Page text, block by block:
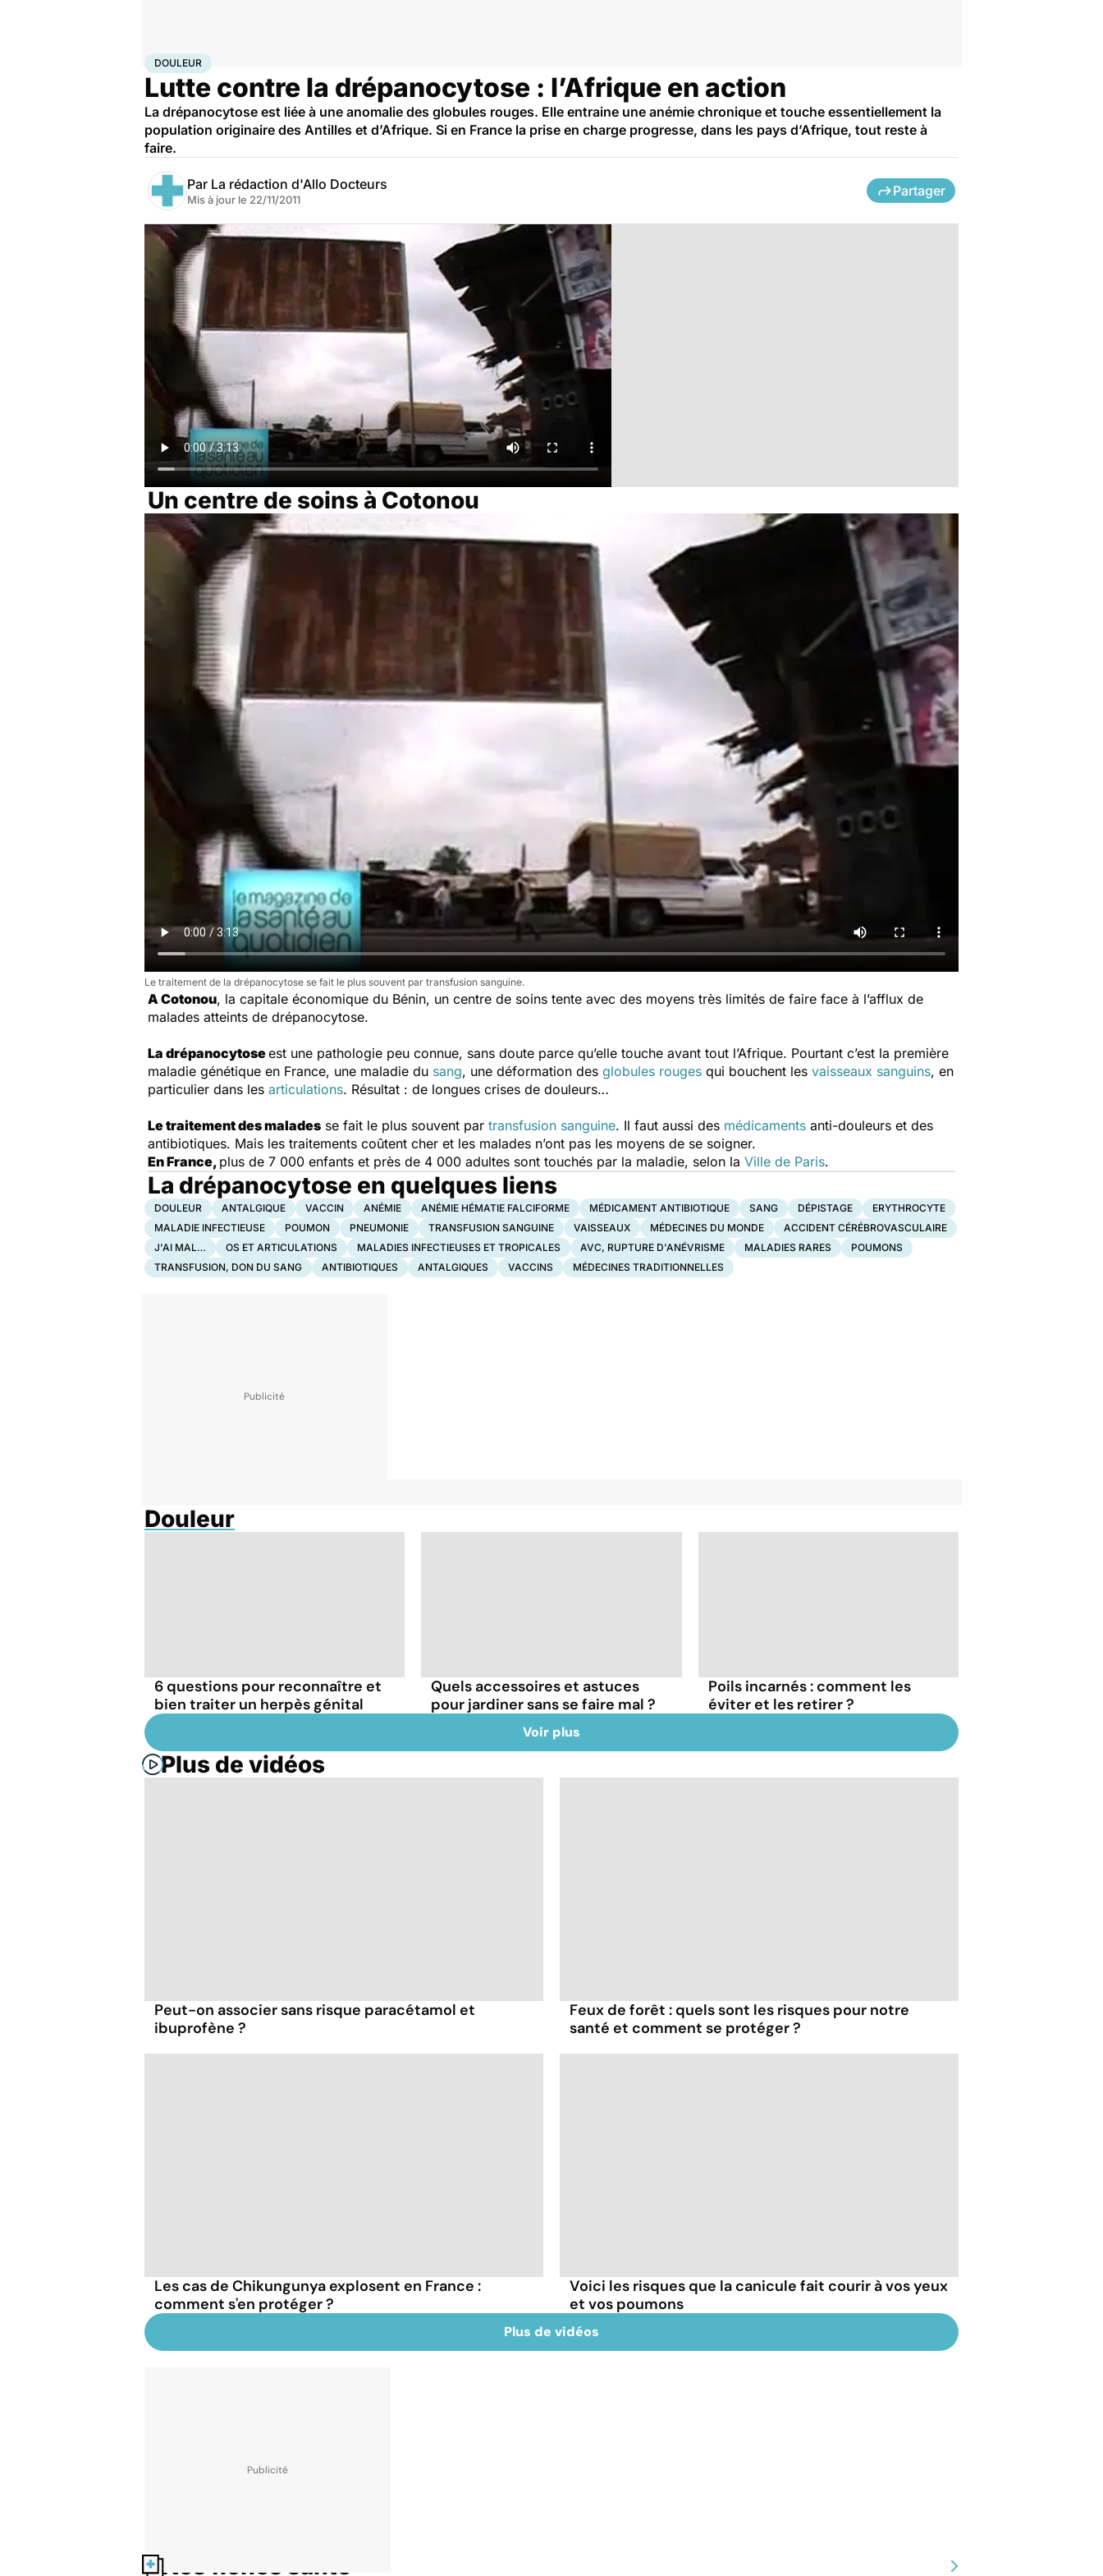
Accueil Santé Médicaments
DOULEUR
Lutte contre la drépanocytose : l’Afrique en action
La drépanocytose est liée à une anomalie des globules rouges. Elle entraine une anémie chronique et touche essentiellement la
population originaire des Antilles et d’Afrique. Si en France la prise en charge progresse, dans les pays d’Afrique, tout reste à
faire.
Par La rédaction d'Allo Docteurs
Mis à jour le 22/11/2011
Partager
Un centre de soins à Cotonou
Le traitement de la drépanocytose se fait le plus souvent par transfusion sanguine.
A Cotonou, la capitale économique du Bénin, un centre de soins tente avec des moyens très limités de faire face à l’afflux de
malades atteints de drépanocytose.
La drépanocytoseest une pathologie peu connue, sans doute parce qu’elle touche avant tout l’Afrique. Pourtant c’est la première
maladie génétique en France, une maladie du sang, une déformation des globules rouges qui bouchent les vaisseaux sanguins, en
particulier dans les articulations. Résultat : de longues crises de douleurs…
Le traitement des malades se fait le plus souvent par transfusion sanguine. Il faut aussi des médicaments anti-douleurs et des
antibiotiques. Mais les traitements coûtent cher et les malades n’ont pas les moyens de se soigner.
En France, plus de 7 000 enfants et près de 4 000 adultes sont touchés par la maladie, selon la Ville de Paris.
La drépanocytose en quelques liens
DOULEUR ANTALGIQUE VACCIN ANÉMIE ANÉMIE HÉMATIE FALCIFORME MÉDICAMENT ANTIBIOTIQUE SANG DÉPISTAGE
ERYTHROCYTE
MALADIE INFECTIEUSE
POUMON PNEUMONIE TRANSFUSION SANGUINE VAISSEAUX MÉDECINES DU MONDE
ACCIDENT CÉRÉBROVASCULAIRE
J'AI MAL…
OS ET ARTICULATIONS MALADIES INFECTIEUSES ET TROPICALES AVC, RUPTURE D'ANÉVRISME MALADIES RARES
POUMONS
TRANSFUSION, DON DU SANG
ANTIBIOTIQUES ANTALGIQUES VACCINS MÉDECINES TRADITIONNELLES
Douleur
6 questions pour reconnaître et
bien traiter un herpès génital
Quels accessoires et astuces
pour jardiner sans se faire mal ?
Poils incarnés : comment les
éviter et les retirer ?
Voir plus
Plus de vidéos
Peut-on associer sans risque paracétamol et
ibuprofène ?
Feux de forêt : quels sont les risques pour notre
santé et comment se protéger ?
Les cas de Chikungunya explosent en France :
comment s'en protéger ?
Voici les risques que la canicule fait courir à vos yeux
et vos poumons
Plus de vidéos
Nos fiches santé